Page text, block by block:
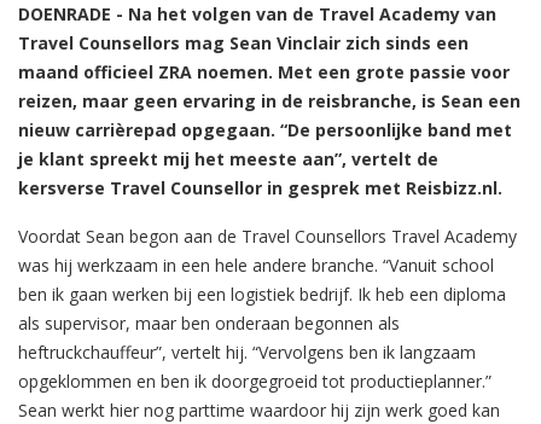
DOENRADE - Na het volgen van de Travel Academy van
Travel Counsellors mag Sean Vinclair zich sinds een
maand officieel ZRA noemen. Met een grote passie voor
reizen, maar geen ervaring in de reisbranche, is Sean een
nieuw carrièrepad opgegaan. “De persoonlijke band met
je klant spreekt mij het meeste aan”, vertelt de
kersverse Travel Counsellor in gesprek met Reisbizz.nl.
Voordat Sean begon aan de Travel Counsellors Travel Academy
was hij werkzaam in een hele andere branche. “Vanuit school
ben ik gaan werken bij een logistiek bedrijf. Ik heb een diploma
als supervisor, maar ben onderaan begonnen als
heftruckchauffeur”, vertelt hij. “Vervolgens ben ik langzaam
opgeklommen en ben ik doorgegroeid tot productieplanner.”
Sean werkt hier nog parttime waardoor hij zijn werk goed kan